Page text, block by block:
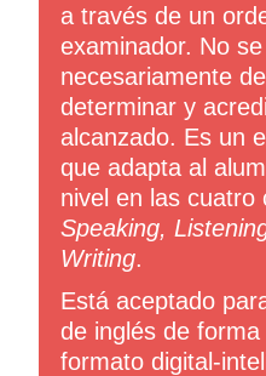
a través de un
examinador. No
necesariamente
determinar y
alcanzado. Es un
que adapta al
nivel en las cuatro
Speaking,
Writing.
Está aceptado
de inglés de
formato digital-